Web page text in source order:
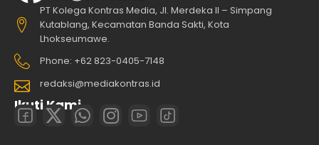
PT Kolega Kontras Media, Jl. Merdeka II – Simpang
Kutablang, Kecamatan Banda Sakti, Kota
Lhokseumawe.
Phone: +62 823-0405-7148
redaksi@mediakontras.id
Ikuti Kami